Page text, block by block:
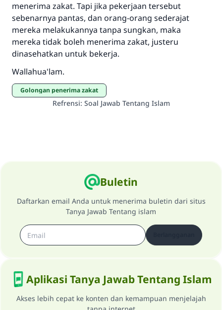
menerima zakat. Tapi jika pekerjaan tersebut
sebenarnya pantas, dan orang-orang sederajat
mereka melakukannya tanpa sungkan, maka
mereka tidak boleh menerima zakat, justeru
dinasehatkan untuk bekerja.
Wallahua'lam.
Golongan penerima zakat
Refrensi: Soal Jawab Tentang Islam
Buletin
Daftarkan email Anda untuk menerima buletin dari situs
Tanya Jawab Tentang islam
Aplikasi Tanya Jawab Tentang Islam
Akses lebih cepat ke konten dan kemampuan menjelajah